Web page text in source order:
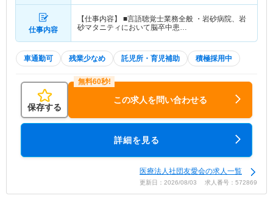
仕事内容
【仕事内容】 ■言語聴覚士業務全般 ・岩砂病院、岩
砂マタニティにおいて脳卒中患…
車通勤可 残業少なめ 託児所・育児補助 積極採用中
保存する
この求人を問い合わせる
詳細を見る
医療法人社団友愛会の求人一覧
更新日：2026/08/03 求人番号：572869